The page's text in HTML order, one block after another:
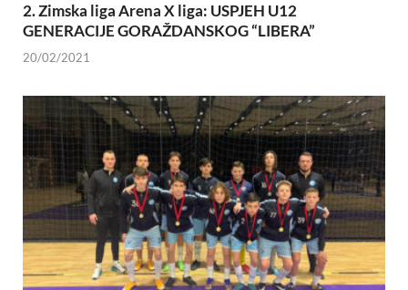
2. Zimska liga Arena X liga: USPJEH U12
GENERACIJE GORAŽDANSKOG “LIBERA”
20/02/2021